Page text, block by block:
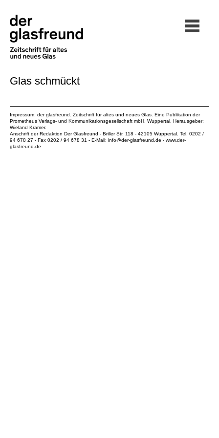
Glas schmückt
Impressum: der glasfreund. Zeitschrift für altes und neues Glas. Eine Publikation der
Prometheus Verlags- und Kommunikationsgesellschaft mbH , Wuppertal. Herausgeber:
Wieland Kramer.
Anschrift der Redaktion Der Glasfreund - Briller Str. 118 - 42105 Wuppertal. Tel. 0202 /
94 678 27 - Fax 0202 / 94 678 31 - E-Mail: info@der-glasfreund.de - www.der-
glasfreund.de